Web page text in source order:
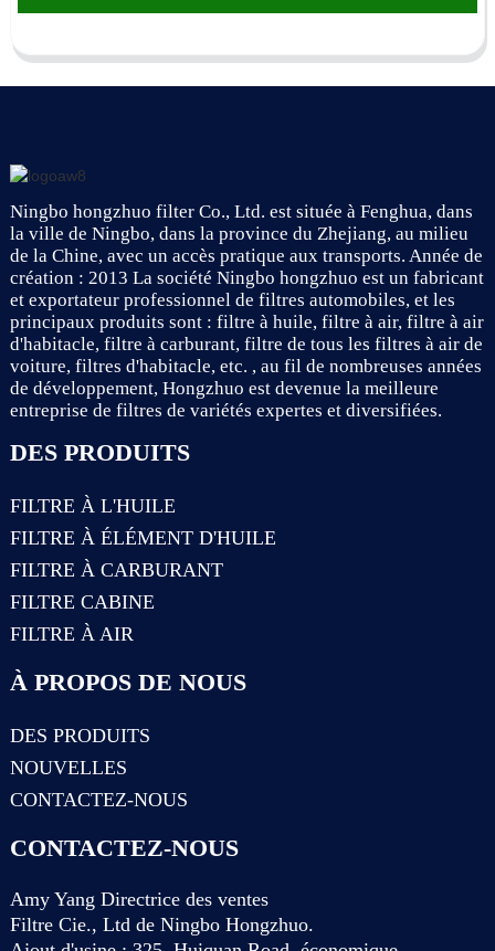
Ningbo hongzhuo filter Co., Ltd. est située à Fenghua, dans
la ville de Ningbo, dans la province du Zhejiang, au milieu
de la Chine, avec un accès pratique aux transports. Année de
création : 2013 La société Ningbo hongzhuo est un fabricant
et exportateur professionnel de filtres automobiles, et les
principaux produits sont : filtre à huile, filtre à air, filtre à air
d'habitacle, filtre à carburant, filtre de tous les filtres à air de
voiture, filtres d'habitacle, etc. , au fil de nombreuses années
de développement, Hongzhuo est devenue la meilleure
entreprise de filtres de variétés expertes et diversifiées.
DES PRODUITS
FILTRE À L'HUILE
FILTRE À ÉLÉMENT D'HUILE
FILTRE À CARBURANT
FILTRE CABINE
FILTRE À AIR
À PROPOS DE NOUS
DES PRODUITS
NOUVELLES
CONTACTEZ-NOUS
CONTACTEZ-NOUS
Amy Yang Directrice des ventes
Filtre Cie., Ltd de Ningbo Hongzhuo.